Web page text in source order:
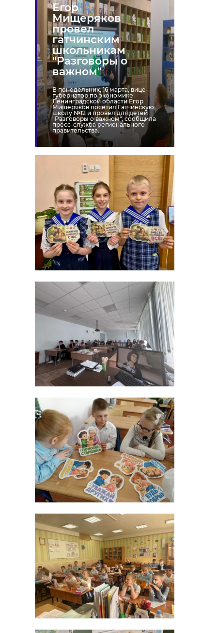
Егор
Мищеряков
провел
гатчинским
школьникам
"Разговоры о
важном"
В понедельник, 16 марта, вице-
губернатор по экономике
Ленинградской области Егор
Мищеряков посетил Гатчинскую
школу №12 и провел для детей
"Разговоры о важном", сообщила
пресс-служба регионального
правительства.